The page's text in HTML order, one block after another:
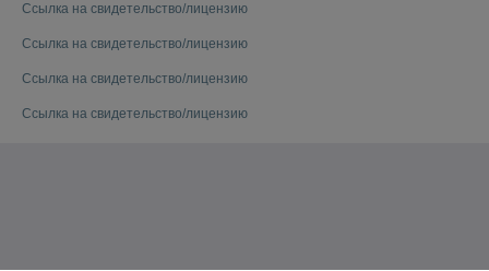
Ссылка на свидетельство/лицензию
Ссылка на свидетельство/лицензию
Ссылка на свидетельство/лицензию
Ссылка на свидетельство/лицензию